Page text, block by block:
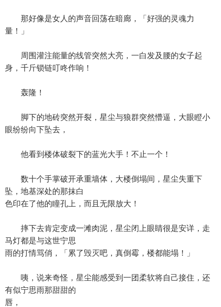
那好像是女人的声音回荡在暗廊，「好强的灵魂力
量！」
周围灌注能量的线管突然大亮，一白发及腰的女子起
身，千斤锁链叮咚作响！
轰隆！
脚下的地砖突然开裂，星尘与狼群突然懵逼，大眼瞪小
眼纷纷向下坠去，
他看到楼体破裂下的蓝光大手！不止一个！
数十个手掌破开承重墙体，大楼倒塌间，星尘失重下
坠，地基深处的那抹白
色印在了他的瞳孔上，而且无限放大！
摔下去肯定变成一滩肉泥，星尘闭上眼睛很是安详，走
马灯都是与这世宁思
雨的打情骂俏，「累了毁灭吧，真倒霉，楼都能塌！」
咦，说来奇怪，星尘能感受到一团柔软将自己接住，还
有似宁思雨那甜甜的
唇，